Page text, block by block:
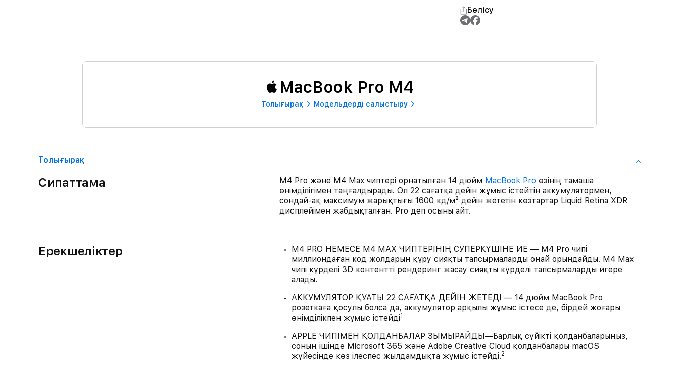
Бөлісу
MacBook Pro M4
Толығырақ Модельдерді салыстыру
Толығырақ
Сипаттама M4 Pro және M4 Max чиптері орнатылған 14 дюйм MacBook Pro өзінің тамаша
өнімділігімен таңғалдырады. Ол 22 сағатқа дейін жұмыс істейтін аккумулятормен,
сондай-ақ максимум жарықтығы 1600 кд/м² дейін жететін көзтартар Liquid Retina XDR
дисплейімен жабдықталған. Pro деп осыны айт.
Ерекшеліктер
M4 PRO НЕМЕСЕ M4 MAX ЧИПТЕРІНІҢ СУПЕРКҮШІНЕ ИЕ — M4 Pro чипі
миллиондаған код жолдарын құру сияқты тапсырмаларды оңай орындайды. M4 Max
чипі күрделі 3D контентті рендеринг жасау сияқты күрделі тапсырмаларды игере
алады.
АККУМУЛЯТОР ҚУАТЫ 22 САҒАТҚА ДЕЙІН ЖЕТЕДІ — 14 дюйм MacBook Pro
розеткаға қосулы болса да, аккумулятор арқылы жұмыс істесе де, бірдей жоғары
өнімділікпен жұмыс істейді1
APPLE ЧИПІМЕН ҚОЛДАНБАЛАР ЗЫМЫРАЙДЫ—Барлық сүйікті қолданбаларыңыз,
соның ішінде Microsoft 365 және Adobe Creative Cloud қолданбалары macOS
жүйесінде көз ілеспес жылдамдықта жұмыс істейді.2